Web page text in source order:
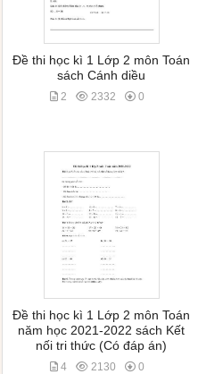
Đề thi học kì 1 Lớp 2 môn Toán
sách Cánh diều
2 2332 0
Đề thi học kì 1 Lớp 2 môn Toán
năm học 2021-2022 sách Kết
nối tri thức (Có đáp án)
4 2130 0